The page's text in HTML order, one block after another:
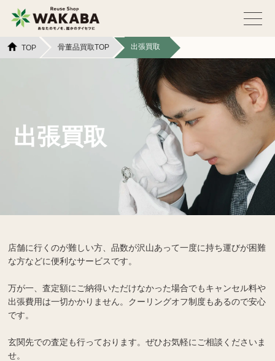
TOP 骨董品買取TOP 出張買取
出張買取
店舗に行くのが難しい方、品数が沢山あって一度に持ち運びが困難
な方などに便利なサービスです。
万が一、査定額にご納得いただけなかった場合でもキャンセル料や
出張費用は一切かかりません。クーリングオフ制度もあるので安心
です。
玄関先での査定も行っております。ぜひお気軽にご相談くださいま
せ。